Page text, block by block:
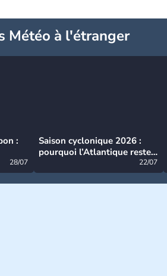
Météo à l'étranger
:
28/07
Saison cyclonique 2026 :
pourquoi l’Atlantique reste
22/07